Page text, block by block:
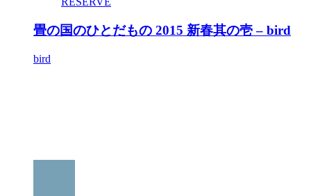
畳の国のひとだもの 2015 新春其の壱 – bird
bird